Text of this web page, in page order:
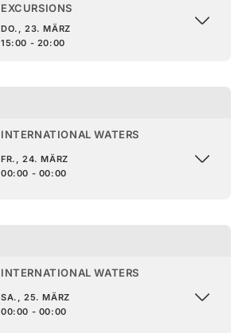
EXCURSIONS
DO., 23. MÄRZ
15:00 - 20:00
INTERNATIONAL WATERS
FR., 24. MÄRZ
00:00 - 00:00
INTERNATIONAL WATERS
SA., 25. MÄRZ
00:00 - 00:00